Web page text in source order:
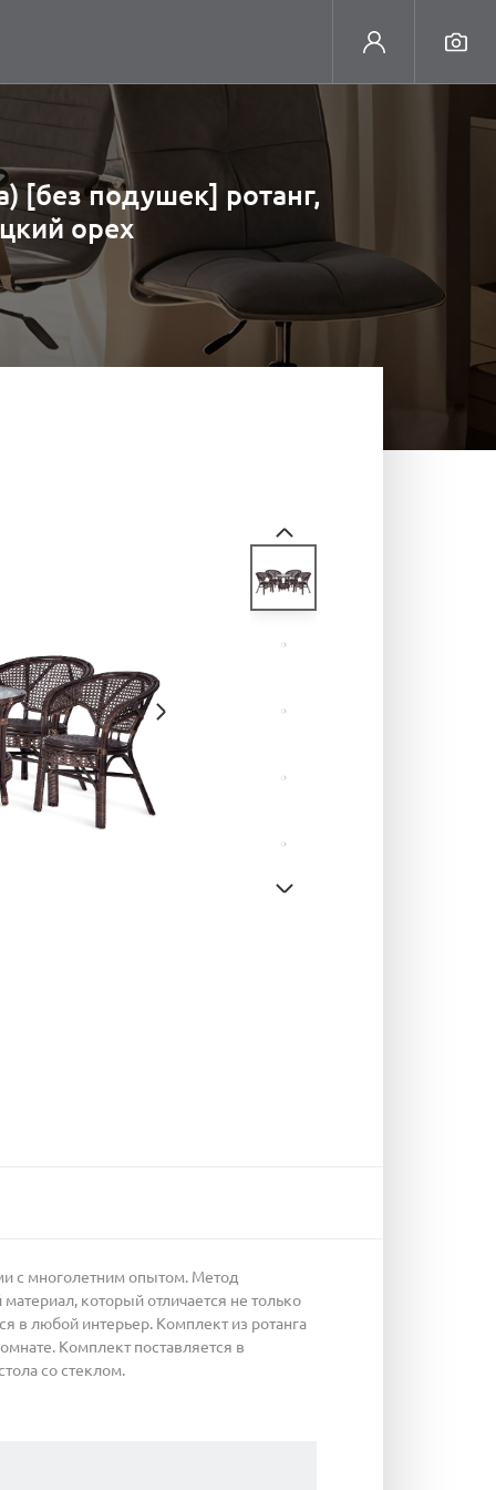
[без подушек] ротанг,
орех
с многолетним опытом. Метод
который отличается не только
в любой интерьер. Комплект из ротанга
Комплект поставляется в
со стеклом.